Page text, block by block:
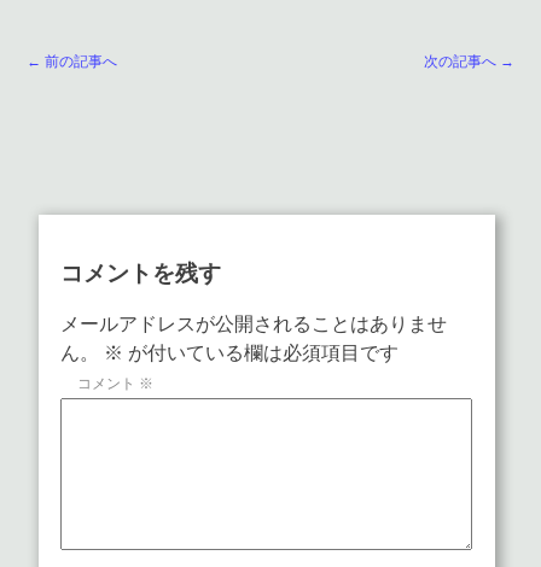
← 前の記事へ 次の記事へ →
コメントを残す
メールアドレスが公開されることはありませ
ん。
※ が付いている欄は必須項目です
コメント ※